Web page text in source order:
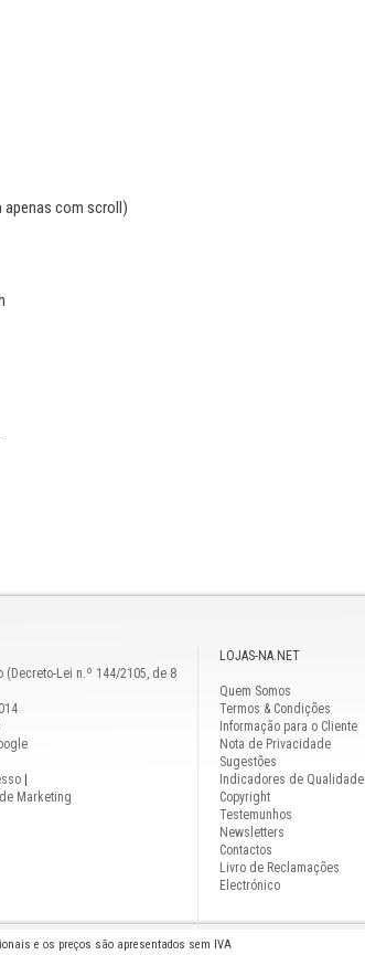
apenas com scroll)
(Decreto-Lei n.º 144/2105, de 8
Marketing
LOJAS-NA.NET
Quem Somos
Termos & Condições
Informação para o Cliente
Nota de Privacidade
Sugestões
Indicadores de Qualidade
Copyright
Testemunhos
Newsletters
Contactos
Livro de Reclamações
Electrónico
e os preços são apresentados sem IVA